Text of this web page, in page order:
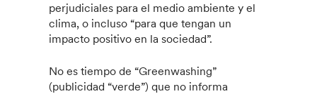
perjudiciales para el medio ambiente y el
clima, o incluso “para que tengan un
impacto positivo en la sociedad”.
No es tiempo de “Greenwashing”
(publicidad “verde”) que no informa